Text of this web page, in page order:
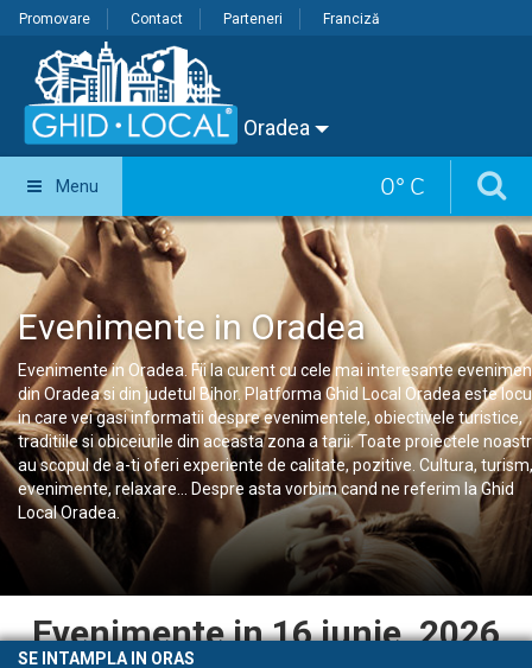
Promovare Contact Parteneri Franciză
Oradea
0° C
Menu
Evenimente in Oradea
Evenimente in Oradea. Fii la curent cu cele mai interesante
din Oradea si din judetul Bihor. Platforma Ghid Local Oradea este
in care vei gasi informatii despre evenimentele, obiectivele turistice,
traditiile si obiceiurile din aceasta zona a tarii. Toate proiectele
au scopul de a-ti oferi experiente de calitate, pozitive. Cultura, turism,
evenimente, relaxare... Despre asta vorbim cand ne referim la Ghid
Local Oradea.
Evenimente in 16 iunie, 2026
SE INTAMPLA IN ORAS